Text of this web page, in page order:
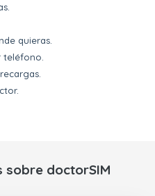
quieras.
teléfono.
sobre doctorSIM